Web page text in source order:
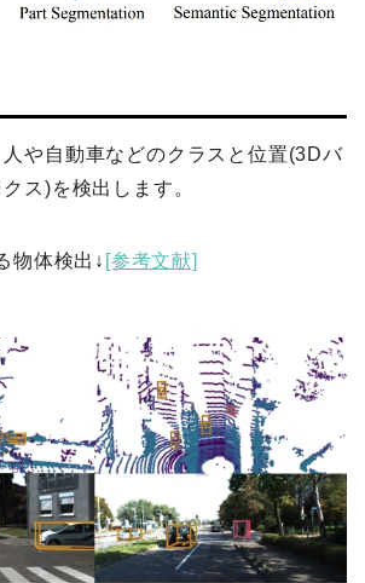
や自動車などのクラスと位置(3Dバ
ス)を検出します。
物体検出↓ [参考文献]